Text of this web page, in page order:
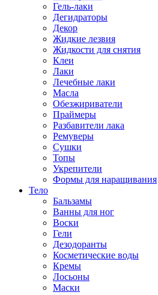
Гель-лаки
Дегидраторы
Декор
Жидкие лезвия
Жидкости для снятия
Клеи
Лаки
Лечебные лаки
Масла
Обезжириватели
Праймеры
Разбавители лака
Ремуверы
Сушки
Топы
Укрепители
Формы для наращивания
Тело
Бальзамы
Ванны для ног
Воски
Гели
Дезодоранты
Косметические воды
Кремы
Лосьоны
Маски